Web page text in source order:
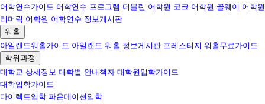
어학연수가이드 어학연수 프로그램 더블린 어학원 코크 어학원 골웨이 어학원
리머릭 어학원 어학연수 정보게시판
워홀
아일랜드워홀가이드 아일랜드 워홀 정보게시판 프레스티지 워홀무료가이드
학위과정
대학교 상세정보 대학별 안내책자 대학원입학가이드
대학입학가이드
다이렉트입학 파운데이션입학